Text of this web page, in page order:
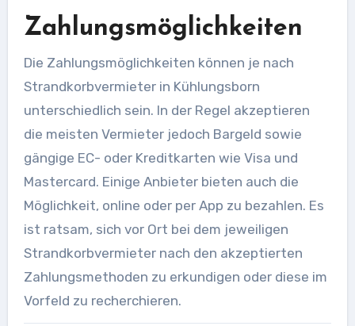
Zahlungsmöglichkeiten
Die Zahlungsmöglichkeiten können je nach
Strandkorbvermieter in Kühlungsborn
unterschiedlich sein. In der Regel akzeptieren
die meisten Vermieter jedoch Bargeld sowie
gängige EC- oder Kreditkarten wie Visa und
Mastercard. Einige Anbieter bieten auch die
Möglichkeit, online oder per App zu bezahlen. Es
ist ratsam, sich vor Ort bei dem jeweiligen
Strandkorbvermieter nach den akzeptierten
Zahlungsmethoden zu erkundigen oder diese im
Vorfeld zu recherchieren.